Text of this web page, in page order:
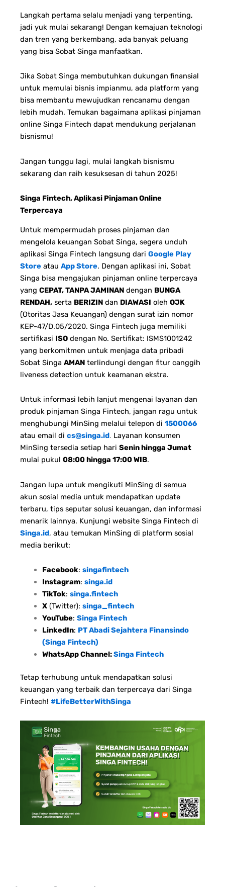
Langkah pertama selalu menjadi yang terpenting,
jadi yuk mulai sekarang! Dengan kemajuan teknologi
dan tren yang berkembang, ada banyak peluang
yang bisa Sobat Singa manfaatkan.
Jika Sobat Singa membutuhkan dukungan finansial
untuk memulai bisnis impianmu, ada platform yang
bisa membantu mewujudkan rencanamu dengan
lebih mudah. Temukan bagaimana aplikasi pinjaman
online Singa Fintech dapat mendukung perjalanan
bisnismu!
Jangan tunggu lagi, mulai langkah bisnismu
sekarang dan raih kesuksesan di tahun 2025!
Singa Fintech, Aplikasi Pinjaman Online
Terpercaya
Untuk mempermudah proses pinjaman dan
mengelola keuangan Sobat Singa, segera unduh
aplikasi Singa Fintech langsung dari Google Play
Store atau App Store. Dengan aplikasi ini, Sobat
Singa bisa mengajukan pinjaman online terpercaya
yang CEPAT, TANPA JAMINAN dengan BUNGA
RENDAH, serta BERIZIN dan DIAWASI oleh OJK
(Otoritas Jasa Keuangan) dengan surat izin nomor
KEP-47/D.05/2020. Singa Fintech juga memiliki
sertifikasi ISO dengan No. Sertifikat: ISMS1001242
yang berkomitmen untuk menjaga data pribadi
Sobat Singa AMAN terlindungi dengan fitur canggih
liveness detection untuk keamanan ekstra.
Untuk informasi lebih lanjut mengenai layanan dan
produk pinjaman Singa Fintech, jangan ragu untuk
menghubungi MinSing melalui telepon di 1500066
atau email di cs@singa.id. Layanan konsumen
MinSing tersedia setiap hari Senin hingga Jumat
mulai pukul 08:00 hingga 17:00 WIB.
Jangan lupa untuk mengikuti MinSing di semua
akun sosial media untuk mendapatkan update
terbaru, tips seputar solusi keuangan, dan informasi
menarik lainnya. Kunjungi website Singa Fintech di
Singa.id, atau temukan MinSing di platform sosial
media berikut:
Facebook: singafintech
Instagram: singa.id
TikTok: singa.fintech
X(Twitter): singa_fintech
YouTube: Singa Fintech
LinkedIn: PT Abadi Sejahtera Finansindo
(Singa Fintech)
WhatsApp Channel:Singa Fintech
Tetap terhubung untuk mendapatkan solusi
keuangan yang terbaik dan terpercaya dari Singa
Fintech! #LifeBetterWithSinga